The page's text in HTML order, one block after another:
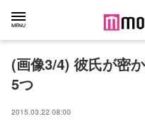
(画像3/4) 彼氏が密
5つ
2015.03.22 08:00